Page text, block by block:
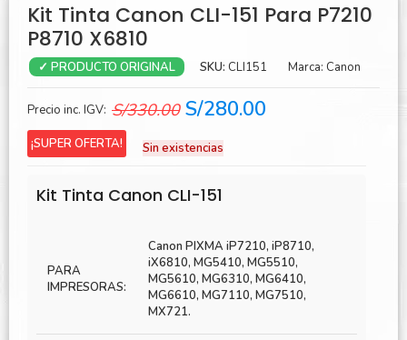
Kit Tinta Canon CLI-151 Para P7210
P8710 X6810
✓ PRODUCTO ORIGINAL SKU: CLI151 Marca: Canon
Precio inc. IGV: S/330.00 El
original
S/330.00.
S/280.00
¡SUPER OFERTA! Sin existencias
Kit Tinta Canon CLI-151
PARA
IMPRESORAS:
Canon PIXMA iP7210, iP8710,
iX6810, MG5410, MG5510,
MG5610, MG6310, MG6410,
MG6610, MG7110, MG7510,
MX721.